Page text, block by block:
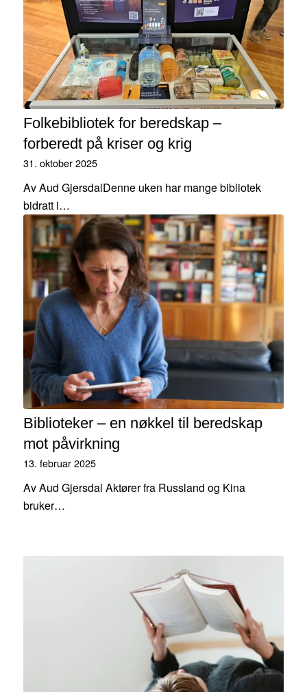
Folkebibliotek for beredskap –
forberedt på kriser og krig
31. oktober 2025
Av Aud GjersdalDenne uken har mange bibliotek
bidratt i…
Biblioteker – en nøkkel til beredskap
mot påvirkning
13. februar 2025
Av Aud Gjersdal Aktører fra Russland og Kina
bruker…